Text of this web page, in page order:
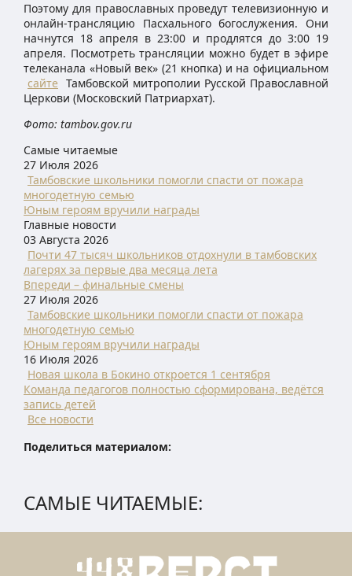
Поэтому для православных проведут телевизионную и
онлайн-трансляцию Пасхального богослужения. Они
начнутся 18 апреля в 23:00 и продлятся до 3:00 19
апреля. Посмотреть трансляции можно будет в эфире
телеканала «Новый век» (21 кнопка) и на официальном
сайте Тамбовской митрополии Русской Православной
Церкови (Московский Патриархат).
Фото: tambov.gov.ru
Самые читаемые
27 Июля 2026
Тамбовские школьники помогли спасти от пожара
многодетную семью
Юным героям вручили награды
Главные новости
03 Августа 2026
Почти 47 тысяч школьников отдохнули в тамбовских
лагерях за первые два месяца лета
Впереди – финальные смены
27 Июля 2026
Тамбовские школьники помогли спасти от пожара
многодетную семью
Юным героям вручили награды
16 Июля 2026
Новая школа в Бокино откроется 1 сентября
Команда педагогов полностью сформирована, ведётся
запись детей
Все новости
Поделиться материалом:
САМЫЕ ЧИТАЕМЫЕ: